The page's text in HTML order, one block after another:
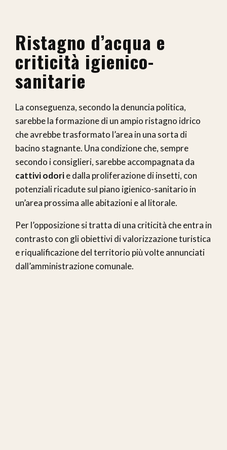
Ristagno d’acqua e
criticità igienico-
sanitarie
La conseguenza, secondo la denuncia politica,
sarebbe la formazione di un ampio ristagno idrico
che avrebbe trasformato l’area in una sorta di
bacino stagnante. Una condizione che, sempre
secondo i consiglieri, sarebbe accompagnata da
cattivi odorie dalla proliferazione di insetti, con
potenziali ricadute sul piano igienico-sanitario in
un’area prossima alle abitazioni e al litorale.
Per l’opposizione si tratta di una criticità che entra in
contrasto con gli obiettivi di valorizzazione turistica
e riqualificazione del territorio più volte annunciati
dall’amministrazione comunale.